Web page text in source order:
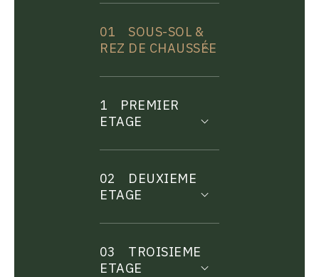
01
SOUS-SOL &
REZ DE CHAUSSÉE
1
PREMIER
ETAGE
02
DEUXIEME
ETAGE
03
TROISIEME
ETAGE